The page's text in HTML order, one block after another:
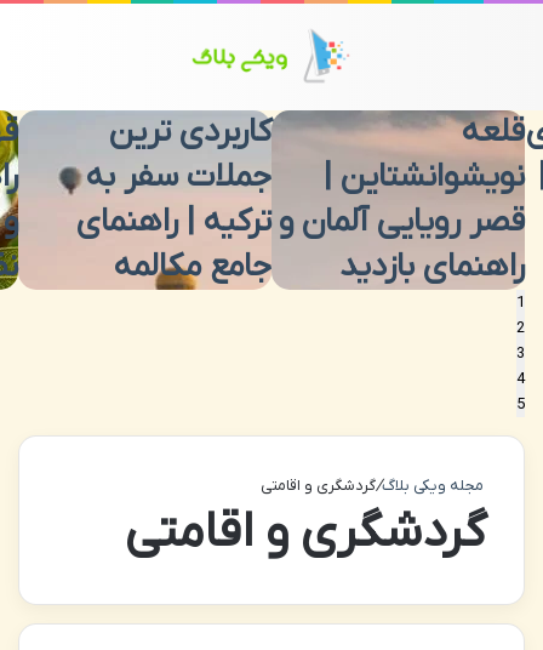
قلعه
نویشوانشتاین |
قصر رویایی آلمان و
راهنمای بازدید
کاربردی ترین
جملات سفر به
ترکیه | راهنمای
جامع مکالمه
1
2
3
4
5
مجله ویکی بلاگ/گردشگری و اقامتی
گردشگری و اقامتی